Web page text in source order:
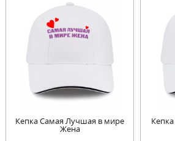
Кепка Самая Лучшая в мире
Жена